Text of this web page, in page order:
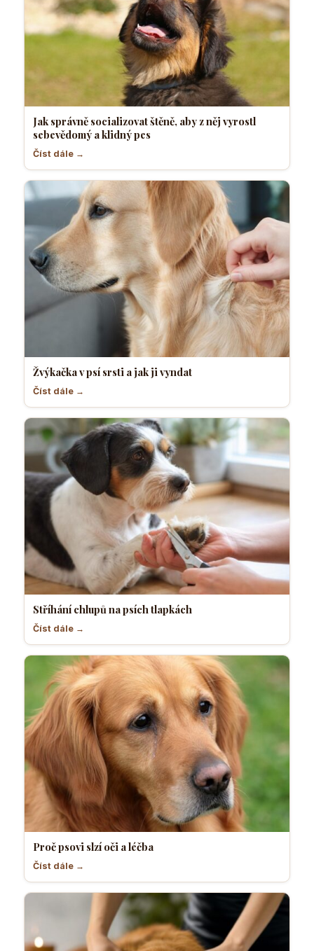
Jak správně socializovat štěně, aby z něj vyrostl
sebevědomý a klidný pes
Číst dále →
Žvýkačka v psí srsti a jak ji vyndat
Číst dále →
Stříhání chlupů na psích tlapkách
Číst dále →
Proč psovi slzí oči a léčba
Číst dále →